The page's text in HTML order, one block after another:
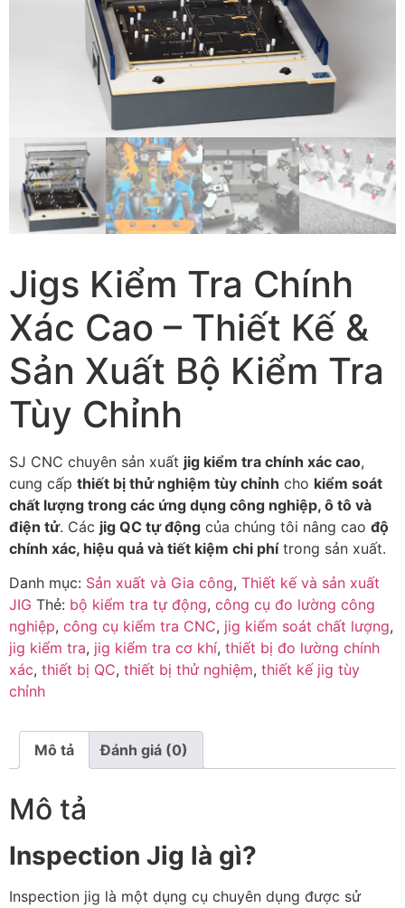
Jigs Kiểm Tra Chính
Xác Cao – Thiết Kế &
Sản Xuất Bộ Kiểm Tra
Tùy Chỉnh
SJ CNC chuyên sản xuất jig kiểm tra chính xác cao,
cung cấp thiết bị thử nghiệm tùy chỉnh cho kiểm soát
chất lượng trong các ứng dụng công nghiệp, ô tô và
điện tử. Các jig QC tự động của chúng tôi nâng cao độ
chính xác, hiệu quả và tiết kiệm chi phítrong sản xuất.
Danh mục: Sản xuất và Gia công, Thiết kế và sản xuất
JIG Thẻ: bộ kiểm tra tự động, công cụ đo lường công
nghiệp, công cụ kiểm tra CNC, jig kiểm soát chất lượng,
jig kiểm tra, jig kiểm tra cơ khí, thiết bị đo lường chính
xác, thiết bị QC, thiết bị thử nghiệm, thiết kế jig tùy
chỉnh
Mô tả Đánh giá (0)
Mô tả
Inspection Jig là gì?
Inspection jig là một dụng cụ chuyên dụng được sử